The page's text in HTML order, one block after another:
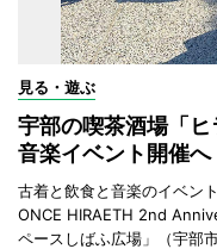
見る・遊ぶ
宇部の喫茶酒場「
音楽イベント開催へ
古着と飲食と音楽のイベン
ONCE HIRAETH 2nd
ペースしばふ広場」（宇部